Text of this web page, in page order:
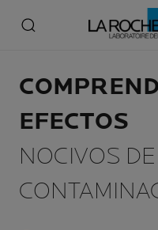
EFECTOS
NOCIVOS